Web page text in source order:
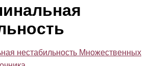
нестабильность Множественных